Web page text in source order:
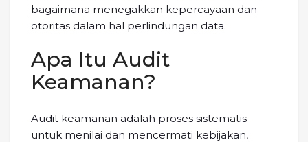
bagaimana menegakkan kepercayaan dan
otoritas dalam hal perlindungan data.
Apa Itu Audit
Keamanan?
Audit keamanan adalah proses sistematis
untuk menilai dan mencermati kebijakan,